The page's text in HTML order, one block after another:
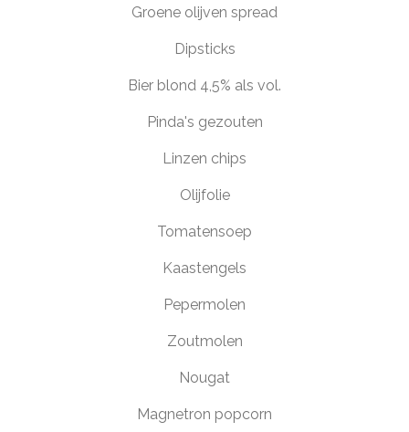
Groene olijven spread
Dipsticks
Bier blond 4,5% als vol.
Pinda's gezouten
Linzen chips
Olijfolie
Tomatensoep
Kaastengels
Pepermolen
Zoutmolen
Nougat
Magnetron popcorn